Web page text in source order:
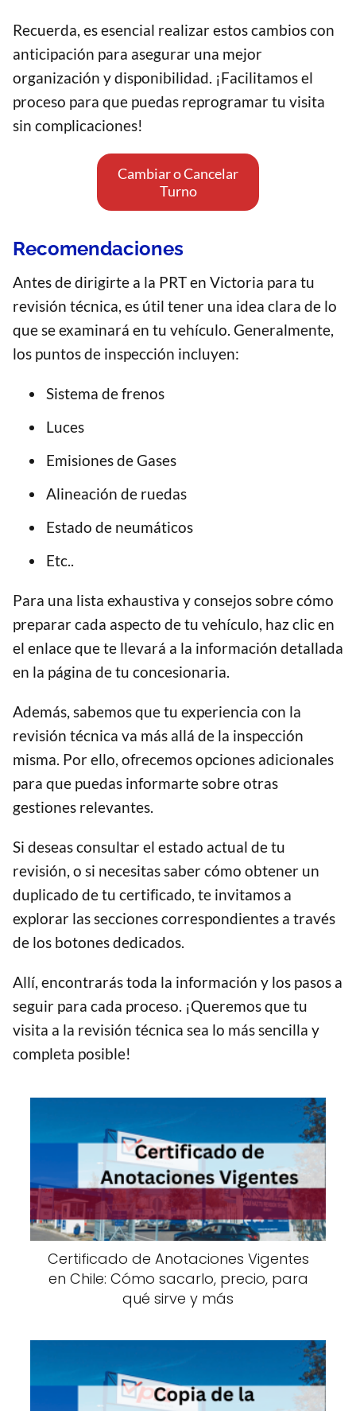
Recuerda, es esencial realizar estos cambios con
anticipación para asegurar una mejor
organización y disponibilidad. ¡Facilitamos el
proceso para que puedas reprogramar tu visita
sin complicaciones!
Cambiar o Cancelar
Turno
Recomendaciones
Antes de dirigirte a la PRT en Victoria para tu
revisión técnica, es útil tener una idea clara de lo
que se examinará en tu vehículo. Generalmente,
los puntos de inspección incluyen:
Sistema de frenos
Luces
Emisiones de Gases
Alineación de ruedas
Estado de neumáticos
Etc..
Para una lista exhaustiva y consejos sobre cómo
preparar cada aspecto de tu vehículo, haz clic en
el enlace que te llevará a la información detallada
en la página de tu concesionaria.
Además, sabemos que tu experiencia con la
revisión técnica va más allá de la inspección
misma. Por ello, ofrecemos opciones adicionales
para que puedas informarte sobre otras
gestiones relevantes.
Si deseas consultar el estado actual de tu
revisión, o si necesitas saber cómo obtener un
duplicado de tu certificado, te invitamos a
explorar las secciones correspondientes a través
de los botones dedicados.
Allí, encontrarás toda la información y los pasos a
seguir para cada proceso. ¡Queremos que tu
visita a la revisión técnica sea lo más sencilla y
completa posible!
Certificado de Anotaciones Vigentes
en Chile: Cómo sacarlo, precio, para
qué sirve y más